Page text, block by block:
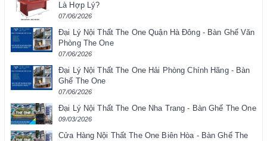
Là Hợp Lý?
07/06/2026
Đại Lý Nội Thất The One Quận Hà Đông - Bàn Ghế Văn
Phòng The One
07/06/2026
Đại Lý Nội Thất The One Hải Phòng Chính Hãng - Bàn
Ghế The One
07/06/2026
Đại Lý Nội Thất The One Nha Trang - Bàn Ghế The One
09/03/2026
Cửa Hàng Nội Thất The One Biên Hòa - Bàn Ghế The